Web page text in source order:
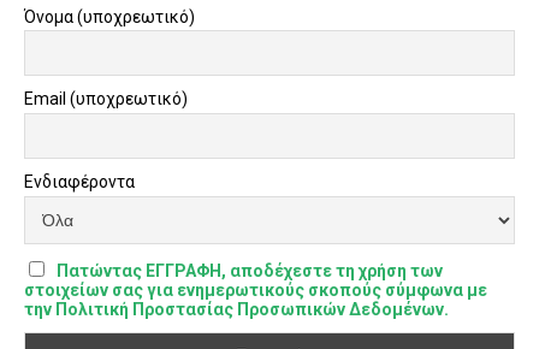
Όνομα (υποχρεωτικό)
Email (υποχρεωτικό)
Ενδιαφέροντα
Πατώντας ΕΓΓΡΑΦΗ, αποδέχεστε τη χρήση των
στοιχείων σας για ενημερωτικούς σκοπούς σύμφωνα με
την Πολιτική Προστασίας Προσωπικών Δεδομένων.